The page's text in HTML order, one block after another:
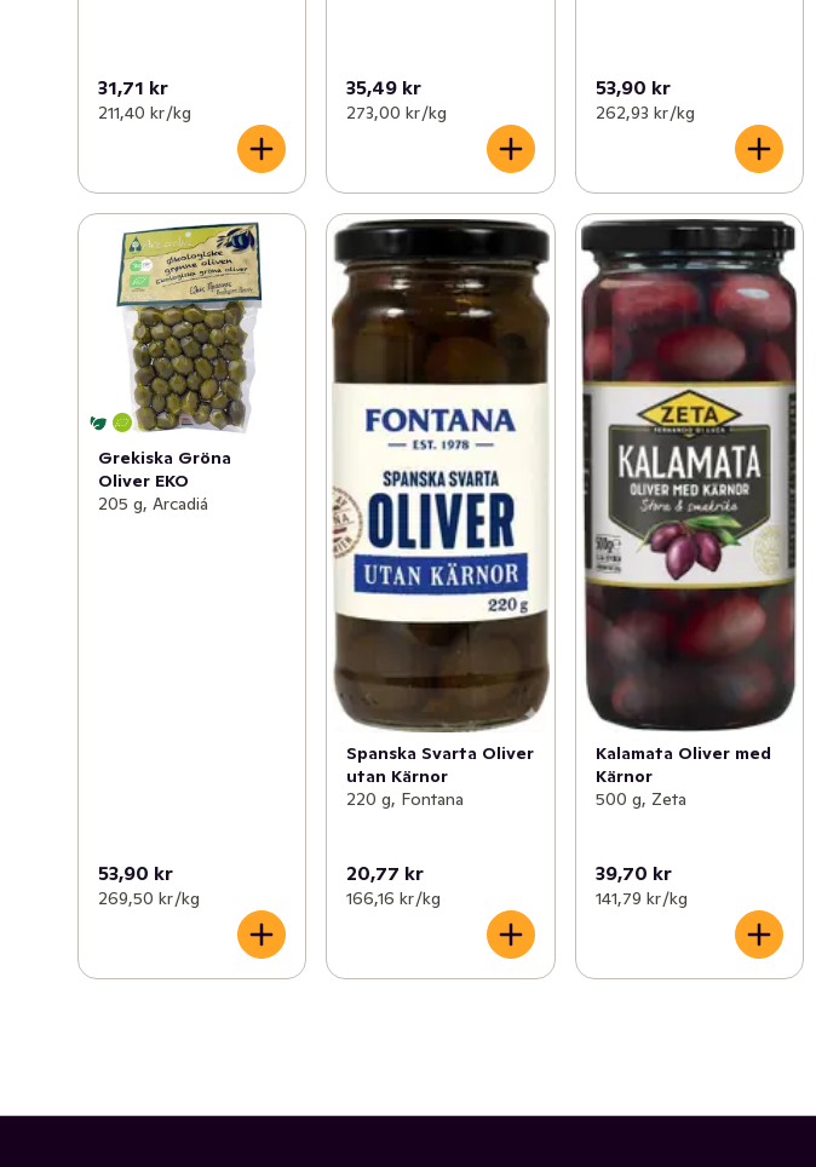
31,71 kr
211,40 kr /kg
35,49 kr
273,00 kr /kg
53,90 kr
262,93 kr /kg
Grekiska Gröna
Oliver EKO
205 g, Arcadiá
53,90 kr
269,50 kr /kg
Spanska Svarta Oliver
utan Kärnor
220 g, Fontana
20,77 kr
166,16 kr /kg
Kalamata Oliver med
Kärnor
500 g, Zeta
39,70 kr
141,79 kr /kg